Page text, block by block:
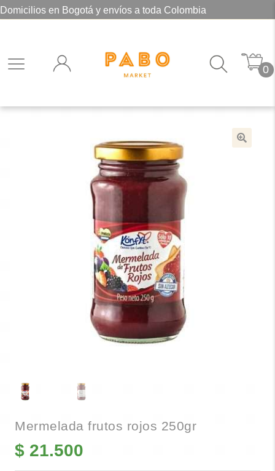
Domicilios en Bogotá y envíos a toda Colombia
0
Mermelada frutos rojos 250gr
$ 21.500